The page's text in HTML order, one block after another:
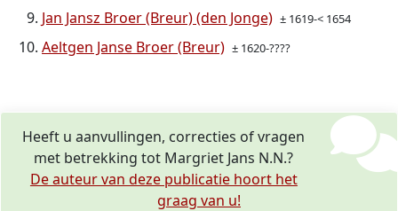
Jan Jansz Broer (Breur) (den Jonge) ± 1619-< 1654
Aeltgen Janse Broer (Breur) ± 1620-????
Heeft u aanvullingen, correcties of vragen
met betrekking tot Margriet Jans N.N.?
De auteur van deze publicatie hoort het
graag van u!